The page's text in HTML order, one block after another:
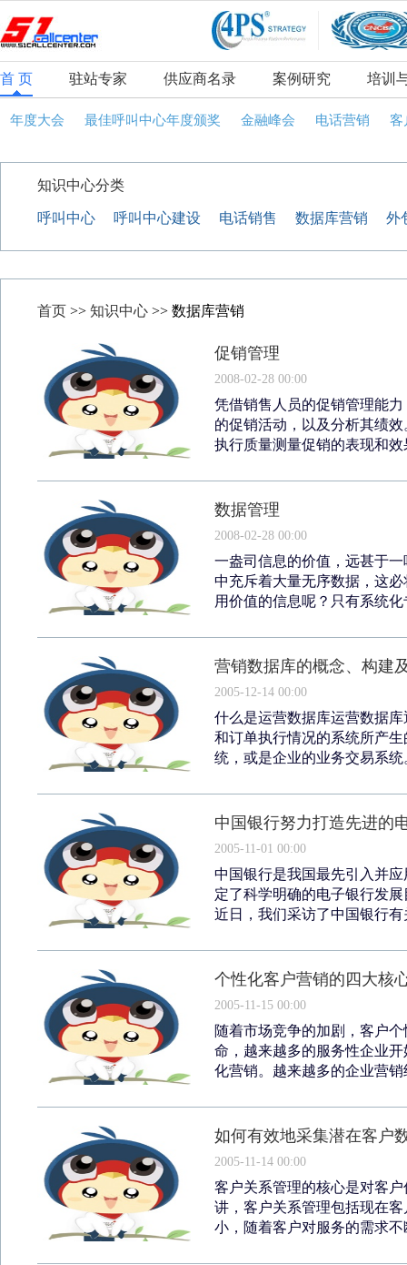
首 页 驻站专家 供应商名录 案例研究 培训
年度大会 最佳呼叫中心年度颁奖 金融峰会 电话营销 客
知识中心分类
呼叫中心 呼叫中心建设 电话销售 数据库营销 外
首页 >> 知识中心 >> 数据库营销
促销管理
2008-02-28 00:00
凭借销售人员的促销管理能
的促销活动，以及分析其绩
执行质量测量促销的表现和
数据管理
2008-02-28 00:00
一盎司信息的价值，远甚于
中充斥着大量无序数据，这
用价值的信息呢？只有系统
营销数据库的概念、构建
2005-12-14 00:00
什么是运营数据库运营数据
和订单执行情况的系统所产
统，或是企业的业务交易系
中国银行努力打造先进的
2005-11-01 00:00
中国银行是我国最先引入并
定了科学明确的电子银行发
近日，我们采访了中国银行
个性化客户营销的四大核
2005-11-15 00:00
随着市场竞争的加剧，客户
命，越来越多的服务性企业
化营销。越来越多的企业营
如何有效地采集潜在客户
2005-11-14 00:00
客户关系管理的核心是对客
讲，客户关系管理包括现在
小，随着客户对服务的需求